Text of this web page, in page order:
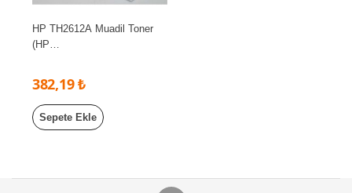
HP TH2612A Muadil Toner
(HP
382,19 ₺
Sepete Ekle